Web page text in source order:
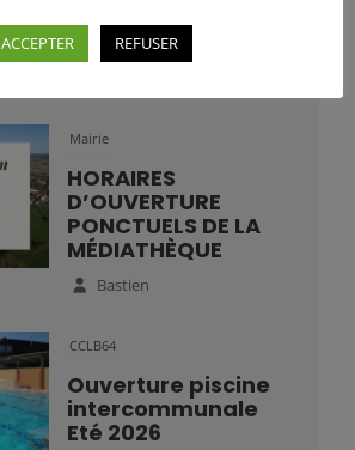
Mairie
HORAIRES
D’OUVERTURE
PONCTUELS DE LA
MÉDIATHÈQUE
Bastien
CCLB64
Ouverture piscine
intercommunale
Eté 2026
ACCEPTER REFUSER